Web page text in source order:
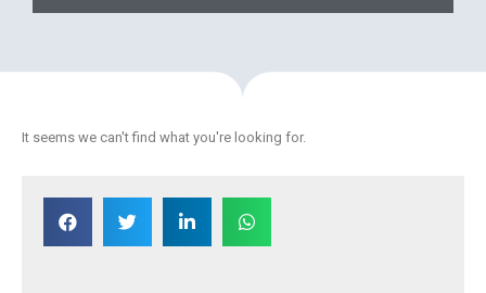
It seems we can't find what you're looking for.